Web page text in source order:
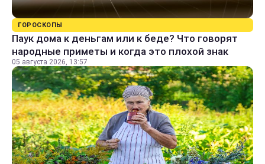
ГОРОСКОПЫ
Паук дома к деньгам или к беде? Что говорят
народные приметы и когда это плохой знак
05 августа 2026, 13:57